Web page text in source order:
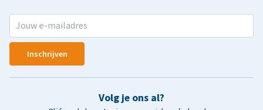
Inschrijven
Volg je ons al?